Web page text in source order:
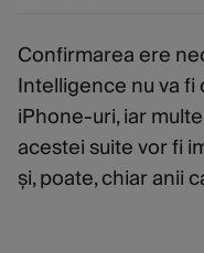
Confirmarea ere
Intelligence nu va
iPhone-uri, iar
acestei suite vor fi
și, poate, chiar anii